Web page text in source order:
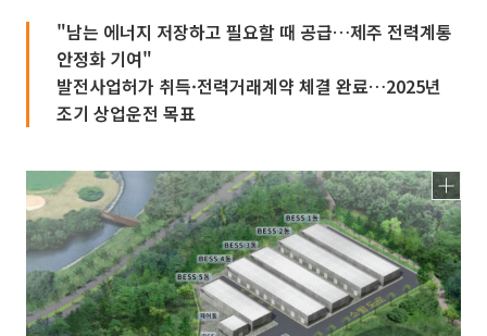
"남는 에너지 저장하고 필요할 때 공급…제주 전력계통
안정화 기여"
발전사업허가 취득·전력거래계약 체결 완료…2025년
조기 상업운전 목표